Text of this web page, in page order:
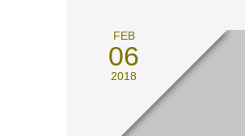
FEB
06
2018